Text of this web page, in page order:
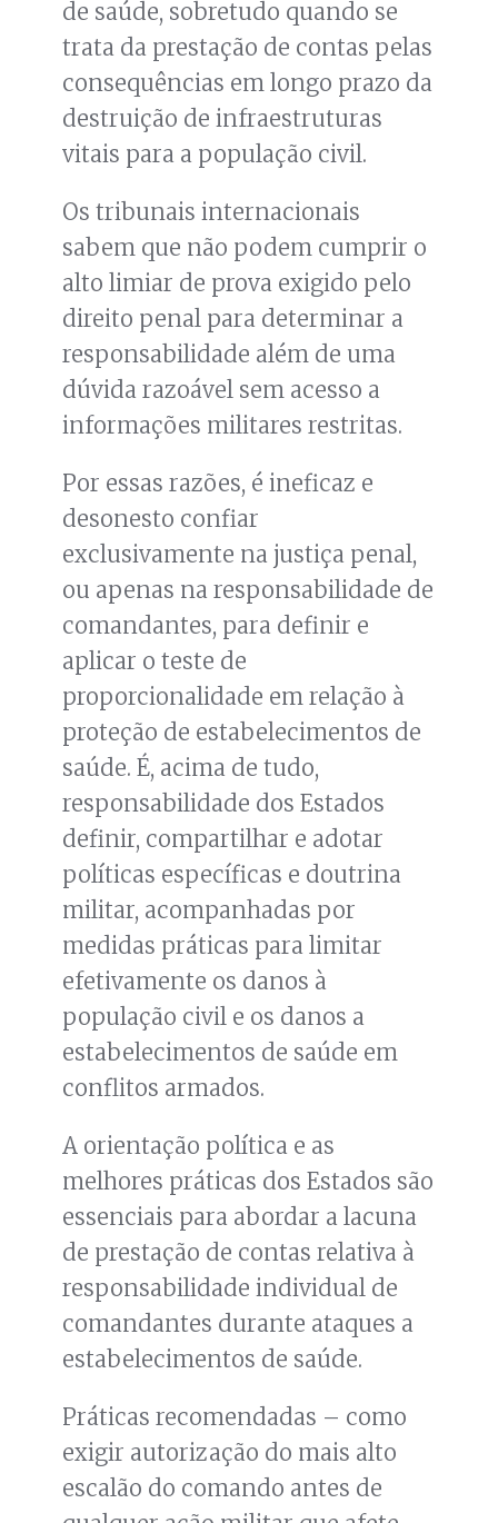
de saúde, sobretudo quando se
trata da prestação de contas pelas
consequências em longo prazo da
destruição de infraestruturas
vitais para a população civil.
Os tribunais internacionais
sabem que não podem cumprir o
alto limiar de prova exigido pelo
direito penal para determinar a
responsabilidade além de uma
dúvida razoável sem acesso a
informações militares restritas.
Por essas razões, é ineficaz e
desonesto confiar
exclusivamente na justiça penal,
ou apenas na responsabilidade de
comandantes, para definir e
aplicar o teste de
proporcionalidade em relação à
proteção de estabelecimentos de
saúde. É, acima de tudo,
responsabilidade dos Estados
definir, compartilhar e adotar
políticas específicas e doutrina
militar, acompanhadas por
medidas práticas para limitar
efetivamente os danos à
população civil e os danos a
estabelecimentos de saúde em
conflitos armados.
A orientação política e as
melhores práticas dos Estados são
essenciais para abordar a lacuna
de prestação de contas relativa à
responsabilidade individual de
comandantes durante ataques a
estabelecimentos de saúde.
Práticas recomendadas – como
exigir autorização do mais alto
escalão do comando antes de